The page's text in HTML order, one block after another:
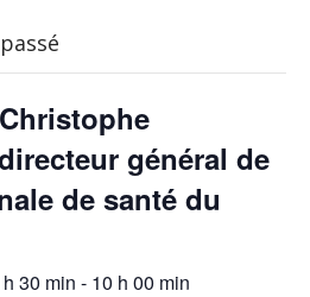
général de
de santé du
30 min - 10 h 00 min